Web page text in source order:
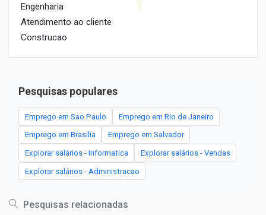
Engenharia
Atendimento ao cliente
Construcao
Pesquisas populares
Emprego em Sao Paulo Emprego em Rio de Janeiro
Emprego em Brasilia Emprego em Salvador
Explorar salários - Informatica Explorar salários - Vendas
Explorar salários - Administracao
Pesquisas relacionadas